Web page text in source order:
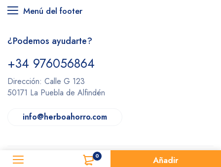
Menú del footer
¿Podemos ayudarte?
+34 976056864
Dirección: Calle G 123
50171 La Puebla de Alfindén
info@herboahorro.com
Herboahorro © 2022.Todos los derechos reservados.
0 Añadir